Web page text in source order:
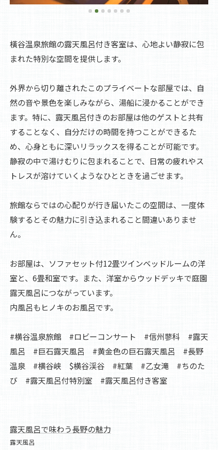
橫谷温泉旅館の露天風呂付き客室は、心地よい静寂に包
まれた特別な空間を提供します。
外界から切り離されたこのプライベートな部屋では、自
然の音や景色を楽しみながら、湯船に浸かることができ
ます。特に、露天風呂付きのお部屋は他のゲストと共有
することなく、自分だけの時間を持つことができるた
め、心身ともに深いリラックスを得ることが可能です。
静寂の中で湯けむりに包まれることで、日常の疲れやス
トレスが溶けていくようなひとときを過ごせます。
旅館ならではの心配りが行き届いたこの空間は、一度体
験するとその魅力に引き込まれること間違いありませ
ん。
お部屋は、ソファセット付12畳ツインベッドルームの洋
室と、6畳和室です。また、洋室からウッドデッキで庭園
露天風呂につながっています。
内風呂もヒノキのお風呂です。
#横谷温泉旅館 #ロビーコンサート #信州蓼科 #露天
風呂 #巨石露天風呂 #黄金色の巨石露天風呂 #長野
温泉 #横谷峡 $横谷渓谷 #紅葉 #乙女滝 #ちのた
び #露天風呂付特別室 #露天風呂付き客室
露天風呂で味わう長野の魅力
露天風呂